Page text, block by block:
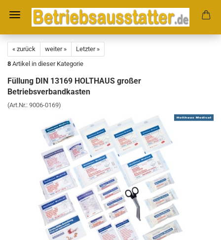
« zurück weiter »
Letzter »
8 Artikel in dieser Kategorie
Füllung DIN 13169 HOLTHAUS großer
Betriebsverbandkasten
(Art.Nr.: 9006-0169)